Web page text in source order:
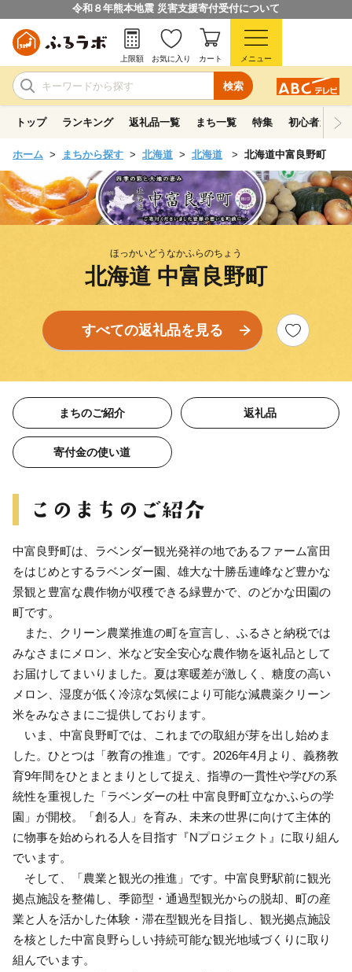
令和８年熊本地震 災害支援寄付受付について
検索
上限額 お気に入り カート メニュー
トップ ランキング 返礼品一覧 まち一覧 特集 初心者ガイド
ホーム まちから探す 北海道 北海道 北海道中富良野町
ほっかいどうなかふらのちょう
北海道 中富良野町
すべての返礼品を見る
まちのご紹介 返礼品
寄付金の使い道
中富良野町は、ラベンダー観光発祥の地であるファーム富田
をはじめとするラベンダー園、雄大な十勝岳連峰など豊かな
景観と豊富な農作物が収穫できる緑豊かで、のどかな田園の
町です。
また、クリーン農業推進の町を宣言し、ふるさと納税では
みなさまにメロン、米など安全安心な農作物を返礼品として
お届けしてまいりました。夏は寒暖差が激しく、糖度の高い
メロン、湿度が低く冷涼な気候により可能な減農薬クリーン
米をみなさまにご提供しております。
いま、中富良野町では、これまでの取組が芽を出し始めま
した。ひとつは「教育の推進」です。2026年4月より、義務教
育9年間をひとまとまりとして捉え、指導の一貫性や学びの系
統性を重視した「ラベンダーの杜 中富良野町立なかふらの学
園」が開校。「創る人」を育み、未来の世界に向けて主体的
に物事を始められる人を目指す『Nプロジェクト』に取り組ん
でいます。
そして、「農業と観光の推進」です。中富良野駅前に観光
拠点施設を整備し、季節型・通過型観光からの脱却、町の産
業と人を活かした体験・滞在型観光を目指し、観光拠点施設
を核とした中富良野らしい持続可能な観光地域づくりに取り
組んでいます。